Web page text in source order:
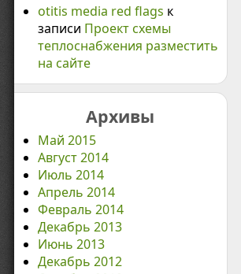
otitis media red flags к
записи Проект схемы
теплоснабжения разместить
на сайте
Архивы
Май 2015
Август 2014
Июль 2014
Апрель 2014
Февраль 2014
Декабрь 2013
Июнь 2013
Декабрь 2012